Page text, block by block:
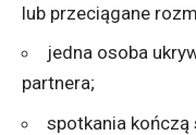
lub przeciągane
jedna osoba
partnera;
spotkania